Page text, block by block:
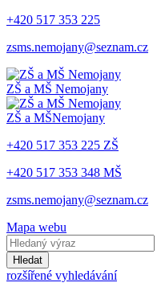
+420 517 353 225
zsms.nemojany@seznam.cz
ZŠ a MŠ Nemojany
ZŠ a MŠNemojany
+420 517 353 225 ZŠ
+420 517 353 348 MŠ
zsms.nemojany@seznam.cz
Mapa webu
Hledat
rozšířené vyhledávání